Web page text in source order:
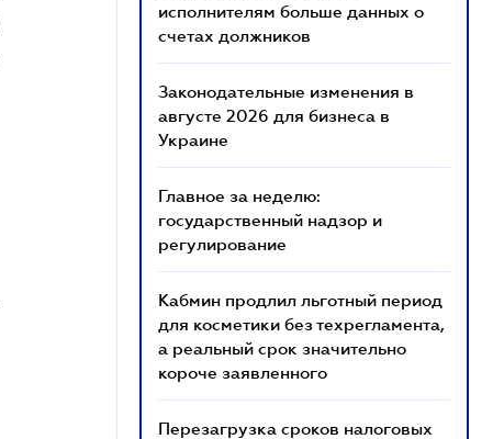
исполнителям больше данных о
счетах должников
Законодательные изменения в
августе 2026 для бизнеса в
Украине
Главное за неделю:
государственный надзор и
регулирование
Кабмин продлил льготный период
для косметики без техрегламента,
а реальный срок значительно
короче заявленного
Перезагрузка сроков налоговых